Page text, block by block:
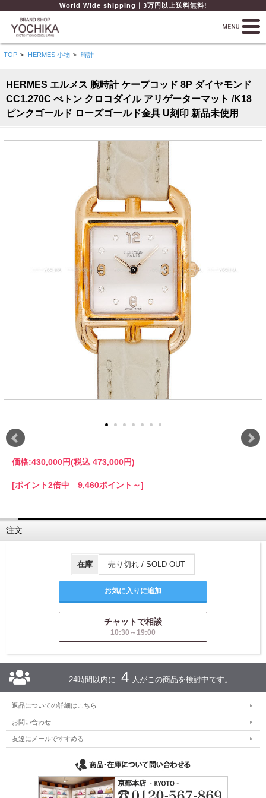
World Wide shipping｜3万円以上送料無料!
TOP > HERMES 小物 > 時計
HERMES エルメス 腕時計 ケープコッド 8P ダイヤモンド
CC1.270C べトン クロコダイル アリゲーターマット /K18
ピンクゴールド ローズゴールド金具 U刻印 新品未使用
価格:430,000円(税込 473,000円)
[ポイント2倍中 9,460ポイント～]
注文
在庫 売り切れ / SOLD OUT
チャットで相談
10:30～19:00
24時間以内に 4 人がこの商品を検討中です。
返品についての詳細はこちら
お問い合わせ
友達にメールですすめる